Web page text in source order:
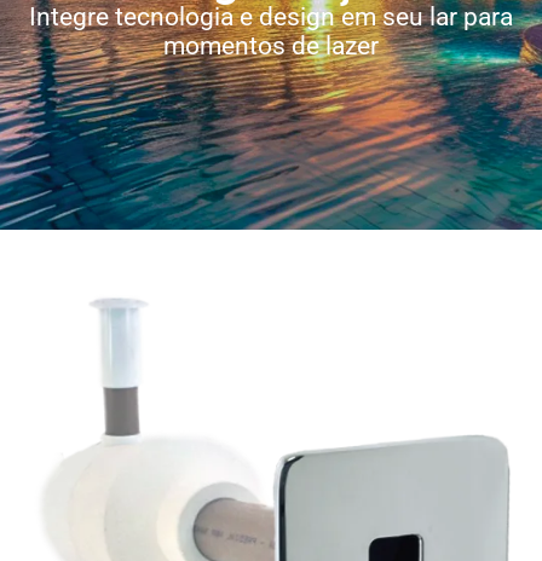
Integre tecnologia e design em seu lar para
momentos de lazer